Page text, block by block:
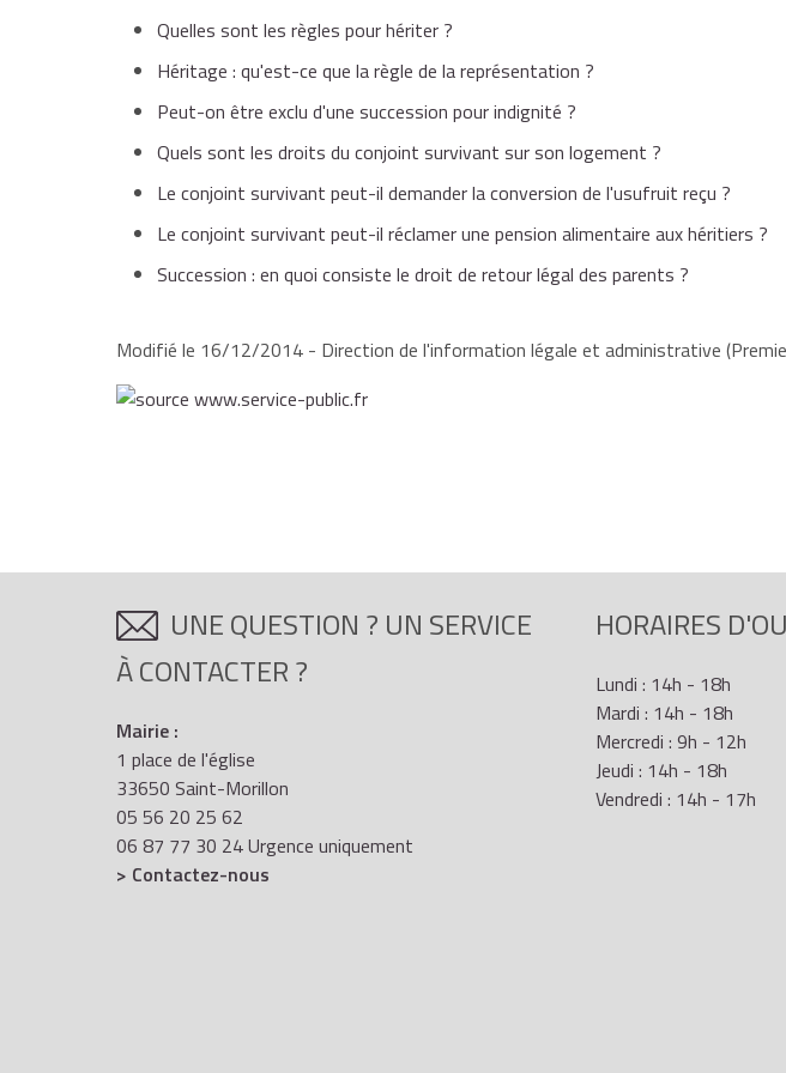
Quelles sont les règles pour hériter ?
Héritage : qu'est-ce que la règle de la représentation ?
Peut-on être exclu d'une succession pour indignité ?
Quels sont les droits du conjoint survivant sur son logement ?
Le conjoint survivant peut-il demander la conversion de l'usufruit reçu ?
Le conjoint survivant peut-il réclamer une pension alimentaire aux héritiers ?
Succession : en quoi consiste le droit de retour légal des parents ?
Modifié le 16/12/2014 - Direction de l'information légale et administrative
UNE QUESTION ? UN SERVICE
À CONTACTER ?
Mairie :
1 place de l'église
33650 Saint-Morillon
05 56 20 25 62
06 87 77 30 24 Urgence uniquement
> Contactez-nous
HORAIRES
Lundi : 14h - 18h
Mardi : 14h - 18h
Mercredi : 9h - 12h
Jeudi : 14h - 18h
Vendredi : 14h - 17h